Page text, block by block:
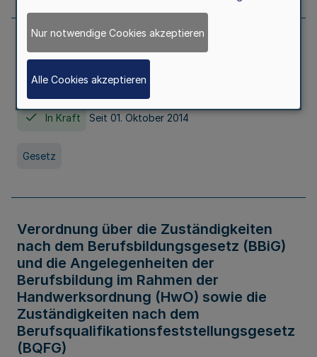
Gesetz über die Hochschulen des Landes
Nordrhein-Westfalen (Hochschulgesetz -
HG)
In Kraft Seit 01. Oktober 2014
Gesetz
Verordnung über die Zuständigkeiten
nach dem Berufsbildungsgesetz (BBiG)
und die Angelegenheiten der
Berufsbildung im Rahmen der
Handwerksordnung (HwO) sowie die
Zuständigkeiten nach dem
Berufsqualifikationsfeststellungsgesetz
(BQFG)
Nur notwendige Cookies akzeptieren
Alle Cookies akzeptieren